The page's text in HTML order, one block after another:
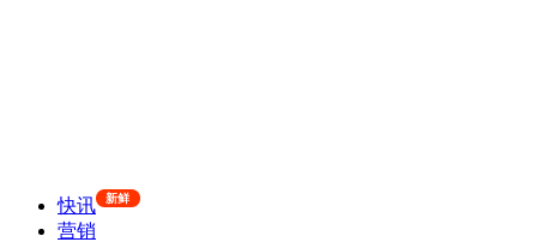
快讯 新鲜
营销